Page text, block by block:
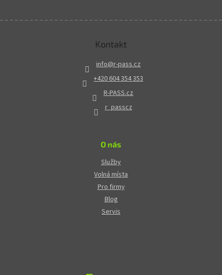
Kontakt
info@r-pass.cz
+420 604 354 353
R-PASS.cz
r_passcz
O nás
Služby
Volná místa
Pro firmy
Blog
Servis